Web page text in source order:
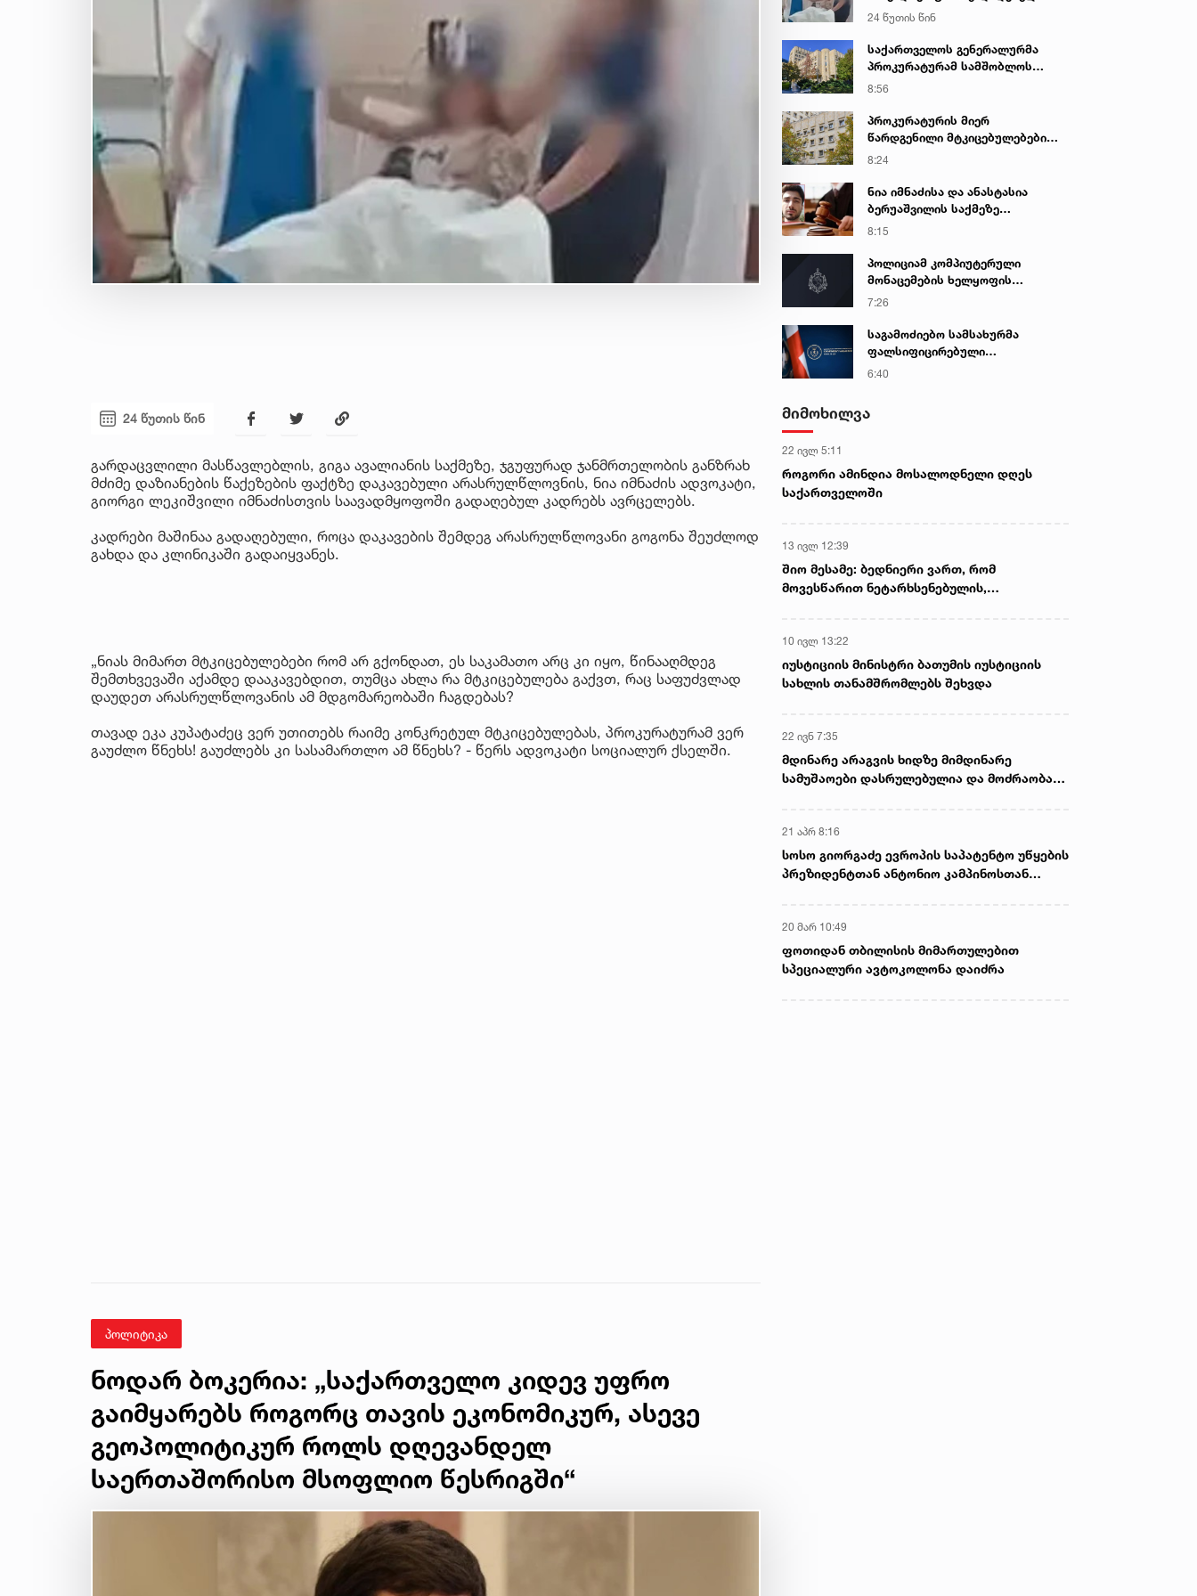
24 წუთის წინ
გარდაცვლილი მასწავლებლის, გიგა ავალიანის საქმეზე, ჯგუფურად ჯანმრთელობის განზრახ
მძიმე დაზიანების წაქეზების ფაქტზე დაკავებული არასრულწლოვნის, ნია იმნაძის ადვოკატი,
გიორგი ლეკიშვილი იმნაძისთვის საავადმყოფოში გადაღებულ კადრებს ავრცელებს.
კადრები მაშინაა გადაღებული, როცა დაკავების შემდეგ არასრულწლოვანი გოგონა შეუძლოდ
გახდა და კლინიკაში გადაიყვანეს.
„ნიას მიმართ მტკიცებულებები რომ არ გქონდათ, ეს საკამათო არც კი იყო, წინააღმდეგ
შემთხვევაში აქამდე დააკავებდით, თუმცა ახლა რა მტკიცებულება გაქვთ, რაც საფუძვლად
დაუდეთ არასრულწლოვანის ამ მდგომარეობაში ჩაგდებას?
თავად ეკა კუპატაძეც ვერ უთითებს რაიმე კონკრეტულ მტკიცებულებას, პროკურატურამ ვერ
გაუძლო წნეხს! გაუძლებს კი სასამართლო ამ წნეხს? - წერს ადვოკატი სოციალურ ქსელში.
პოლიტიკა
ნოდარ ბოკერია: „საქართველო კიდევ უფრო
გაიმყარებს როგორც თავის ეკონომიკურ, ასევე
გეოპოლიტიკურ როლს დღევანდელ
საერთაშორისო მსოფლიო წესრიგში“
კადრებს ავრცელებს
24 წუთის წინ
საქართველოს გენერალურმა
პროკურატურამ სამშობლოს
ღალატის და საბოტაჟის ფაქტზე
8:56
პროკურატურის მიერ
წარდგენილი მტკიცებულებების
საფუძველზე ნარკოტიკული
შენახვის და რეალიზაციის
ფაქტზე ბრალდებულს
თავისუფლების აღკვეთა მიუსაჯა
8:24
ნია იმნაძისა და ანასტასია
ბერუაშვილის საქმეზე
სასამართლო დღეს იმსჯელებს
8:15
პოლიციამ კომპიუტერული
მონაცემების ხელყოფის
ბრალდებით ერთი პირი დააკავა,
სისხლისსამართლებრივი დევნა
დაუსწრებლად დაიწყო
7:26
საგამოძიებო სამსახურმა
ფალსიფიცირებული
ალკოჰოლური სასმელებისა და
პირი დააკავა
6:40
მიმოხილვა
22 ივლ 5:11
როგორი ამინდია მოსალოდნელი დღეს
საქართველოში
13 ივლ 12:39
შიო მესამე: ბედნიერი ვართ, რომ
მოვესწარით ნეტარხსენებულის,
10 ივლ 13:22
იუსტიციის მინისტრი ბათუმის იუსტიციის
სახლის თანამშრომლებს შეხვდა
22 ივნ 7:35
მდინარე არაგვის ხიდზე მიმდინარე
სამუშაოები დასრულებულია და მოძრაობა
21 აპრ 8:16
სოსო გიორგაძე ევროპის საპატენტო უწყების
პრეზიდენტთან ანტონიო კამპინოსთან
20 მარ 10:49
ფოთიდან თბილისის მიმართულებით
სპეციალური ავტოკოლონა დაიძრა